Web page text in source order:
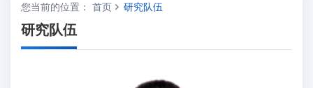
您当前的位置： 首页 研究队伍
研究队伍